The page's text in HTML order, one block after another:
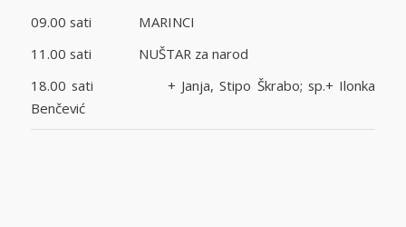
09.00 sati MARINCI
11.00 sati NUŠTAR za narod
18.00 sati + Janja, Stipo Škrabo; sp.+ Ilonka
Benčević